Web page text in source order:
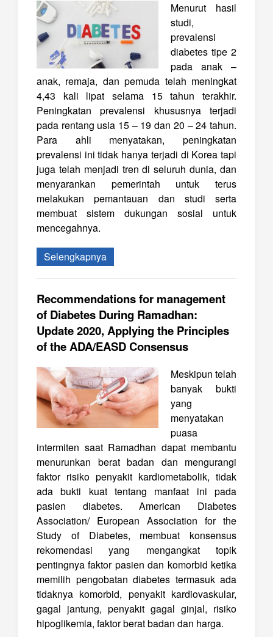
Menurut hasil
studi,
prevalensi
diabetes tipe 2
pada anak –
anak, remaja, dan pemuda telah meningkat
4,43 kali lipat selama 15 tahun terakhir.
Peningkatan prevalensi khususnya terjadi
pada rentang usia 15 – 19 dan 20 – 24 tahun.
Para ahli menyatakan, peningkatan
prevalensi ini tidak hanya terjadi di Korea tapi
juga telah menjadi tren di seluruh dunia, dan
menyarankan pemerintah untuk terus
melakukan pemantauan dan studi serta
membuat sistem dukungan sosial untuk
mencegahnya.
Selengkapnya
Recommendations for management
of Diabetes During Ramadhan:
Update 2020, Applying the Principles
of the ADA/EASD Consensus
Meskipun telah
banyak bukti
yang
menyatakan
puasa
intermiten saat Ramadhan dapat membantu
menurunkan berat badan dan mengurangi
faktor risiko penyakit kardiometabolik, tidak
ada bukti kuat tentang manfaat ini pada
pasien diabetes. American Diabetes
Association/ European Association for the
Study of Diabetes, membuat konsensus
rekomendasi yang mengangkat topik
pentingnya faktor pasien dan komorbid ketika
memilih pengobatan diabetes termasuk ada
tidaknya komorbid, penyakit kardiovaskular,
gagal jantung, penyakit gagal ginjal, risiko
hipoglikemia, faktor berat badan dan harga.